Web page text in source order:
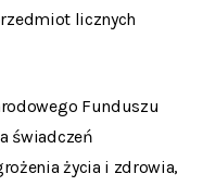
licznych
Funduszu
świadczeń
życia i zdrowia,